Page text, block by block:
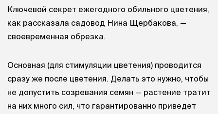
Ключевой секрет ежегодного обильного цветения,
как рассказала садовод Нина Щербакова, —
своевременная обрезка.
Основная (для стимуляции цветения) проводится
сразу же после цветения. Делать это нужно, чтобы
не допустить созревания семян — растение тратит
на них много сил, что гарантированно приведет